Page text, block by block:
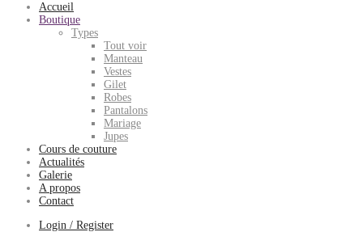
Accueil
Boutique
Types
Tout voir
Manteau
Vestes
Gilet
Robes
Pantalons
Mariage
Jupes
Cours de couture
Actualités
Galerie
A propos
Contact
Login / Register